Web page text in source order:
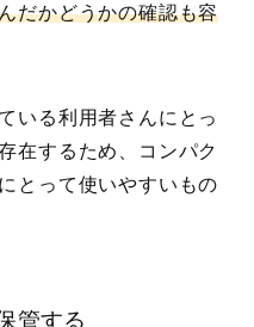
だかどうかの確認も容
いる利用者さんにとっ
在するため、コンパク
とって使いやすいもの
管する